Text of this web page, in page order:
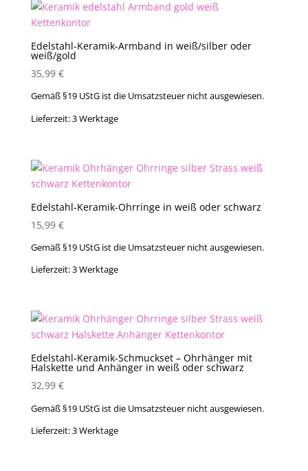
Edelstahl-Keramik-Armband in weiß/silber oder
weiß/gold
35,99 €
Gemäß §19 UStG ist die Umsatzsteuer nicht ausgewiesen.
Lieferzeit:3 Werktage
Edelstahl-Keramik-Ohrringe in weiß oder schwarz
15,99 €
Gemäß §19 UStG ist die Umsatzsteuer nicht ausgewiesen.
Lieferzeit:3 Werktage
Edelstahl-Keramik-Schmuckset – Ohrhänger mit
Halskette und Anhänger in weiß oder schwarz
32,99 €
Gemäß §19 UStG ist die Umsatzsteuer nicht ausgewiesen.
Lieferzeit:3 Werktage